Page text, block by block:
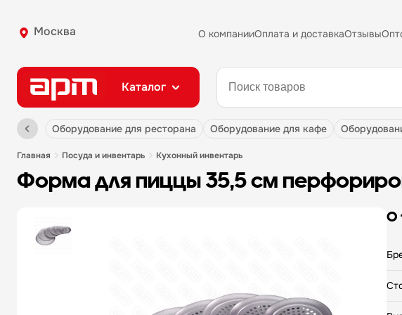
Москва О компанииОплата и доставкаОтзывы
Каталог
оборудование для ресторана оборудование для кафе
главная посуда и инвентарь кухонный инвентарь
форма для пиццы 35,5 см
О